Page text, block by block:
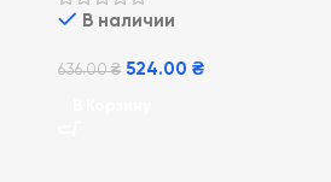
штВ наличии
636.00₴ 524.00₴